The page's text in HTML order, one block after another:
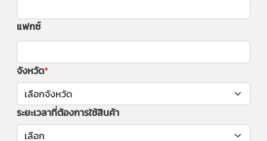
แฟกซ์
จังหวัด
ระยะเวลาที่ต้องการใช้สินค้า